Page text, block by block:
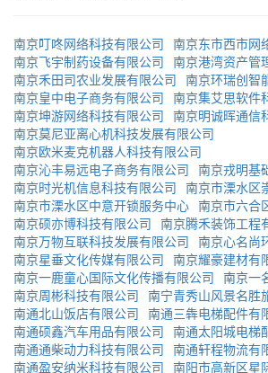
南京叮咚网络科技有限公司 南京东市西市网
南京飞宇制药设备有限公司 南京港湾资产管
南京禾田司农业发展有限公司 南京环瑞创智
南京皇中电子商务有限公司 南京集艾思软件
南京坤游网络科技有限公司 南京明诚晖通信
南京莫尼亚离心机科技发展有限公司
南京欧米麦克机器人科技有限公司
南京沁丰易远电子商务有限公司 南京戎明基
南京时光机信息科技有限公司 南京市溧水区
南京市溧水区中意开锁服务中心 南京市六合
南京硕亦博科技有限公司 南京腾禾装饰工程
南京万物互联科技发展有限公司 南京心名尚
南京星垂文化传媒有限公司 南京耀豪建材有
南京一鹿童心国际文化传播有限公司 南京一
南京周彬科技有限公司 南宁青秀山风景名胜
南通北山饭店有限公司 南通三犇电梯配件有
南通硕鑫汽车用品有限公司 南通太阳城电梯
南通通柴动力科技有限公司 南通轩程物流有
南通盈安纳米科技有限公司 南阳市高新区星